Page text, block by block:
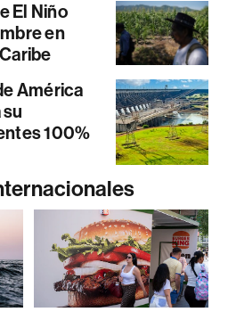
El Niño
en
América
100%